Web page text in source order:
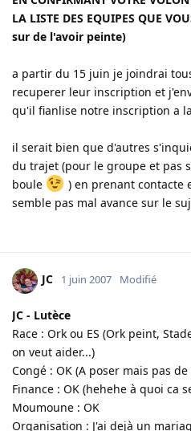
LA LISTE DES EQUIPES QUE
sur de l'avoir peinte)
a partir du 15 juin je joindrai
recuperer leur inscription et
qu'il fianlise notre inscription a
il serait bien que d'autres
du trajet (pour le groupe et pas
boule
) en prenant contacte
semble pas mal avance sur le
JC 1 juin 2007 Modifié
JC - Lutèce
Race : Ork ou ES (Ork peint,
on veut aider...)
Congé : OK (A poser mais pas
Finance : OK (hehehe à quoi ca
Moumoune : OK
Organisation : J'ai dejà un